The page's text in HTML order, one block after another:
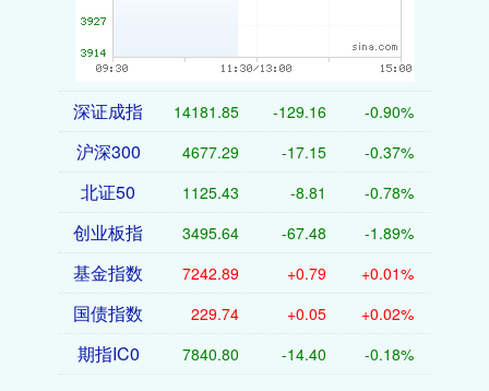
深证成指 14181.85 -129.16 -0.90%
沪深300 4677.29 -17.15 -0.37%
北证50 1125.43 -8.81 -0.78%
创业板指 3495.64 -67.48 -1.89%
基金指数 7242.89 +0.79 +0.01%
国债指数 229.74 +0.05 +0.02%
期指IC0 7840.80 -14.40 -0.18%